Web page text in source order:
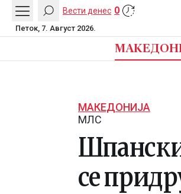
Вести денес 0
Петок, 7. Август 2026.
МАКЕДОНИЈА
МЛС
се